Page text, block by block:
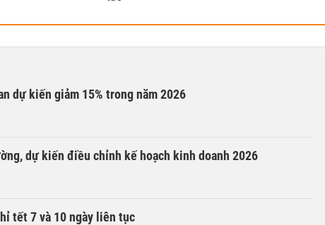
dự kiến giảm 15% trong năm 2026
dự kiến điều chỉnh kế hoạch kinh doanh 2026
tết 7 và 10 ngày liên tục